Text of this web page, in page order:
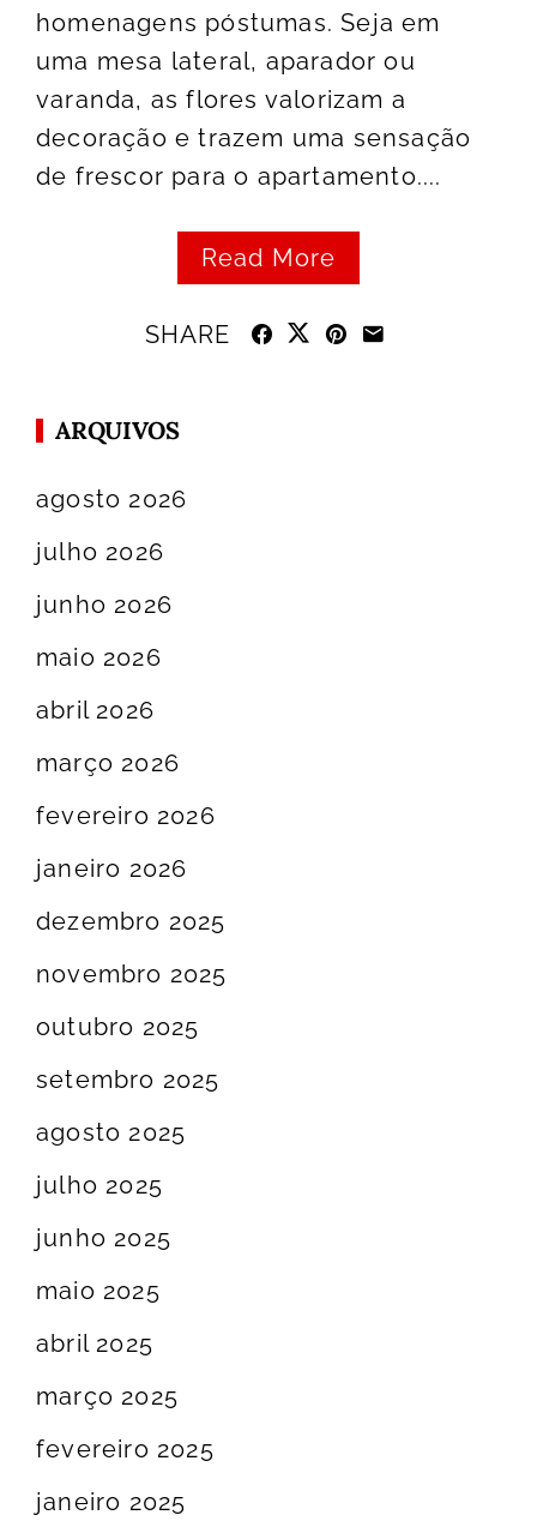
homenagens póstumas. Seja em
uma mesa lateral, aparador ou
varanda, as flores valorizam a
decoração e trazem uma sensação
de frescor para o apartamento....
Read More
SHARE
ARQUIVOS
agosto 2026
julho 2026
junho 2026
maio 2026
abril 2026
março 2026
fevereiro 2026
janeiro 2026
dezembro 2025
novembro 2025
outubro 2025
setembro 2025
agosto 2025
julho 2025
junho 2025
maio 2025
abril 2025
março 2025
fevereiro 2025
janeiro 2025